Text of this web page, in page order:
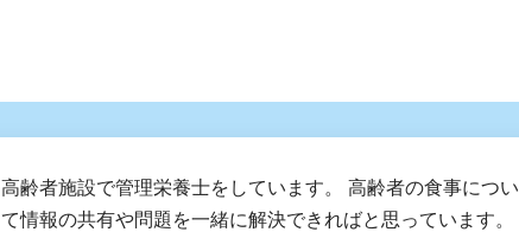
高齢者施設で管理栄養士をしています。 高齢者の食事につい
て情報の共有や問題を一緒に解決できればと思っています。